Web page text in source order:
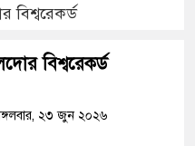
হত্যা: দুই
বিশ্বরেকর্ড
বিশ্বরেকর্ড
২৩ জুন ২০২৬